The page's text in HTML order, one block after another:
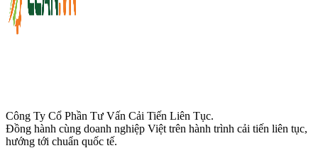
Công Ty Cổ Phần Tư Vấn Cải Tiến Liên Tục.
Đồng hành cùng doanh nghiệp Việt trên hành trình cải tiến liên tục,
hướng tới chuẩn quốc tế.